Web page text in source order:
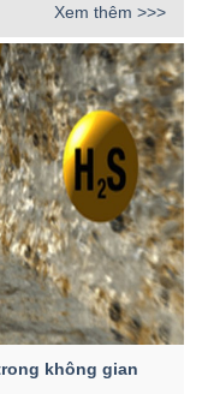
Xem thêm >>>
không gian